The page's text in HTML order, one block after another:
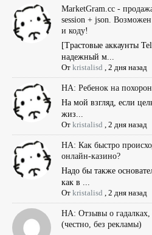
MarketGram.cc -
session + json.
и коду!
[Tрастовые аккаунты
надежный м...
Отkristalisd ,2 дня назад
НА: Ребенок на
На мой взгляд, если
жиз...
Отkristalisd ,2 дня назад
НА: Как быстро
онлайн-казино?
Надо бы также
как в ...
Отkristalisd ,2 дня назад
НА: Отзывы о гадалках,
(честно, без рекламы)